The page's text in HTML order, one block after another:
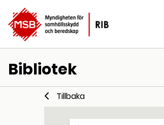
Bibliotek
Tillbaka